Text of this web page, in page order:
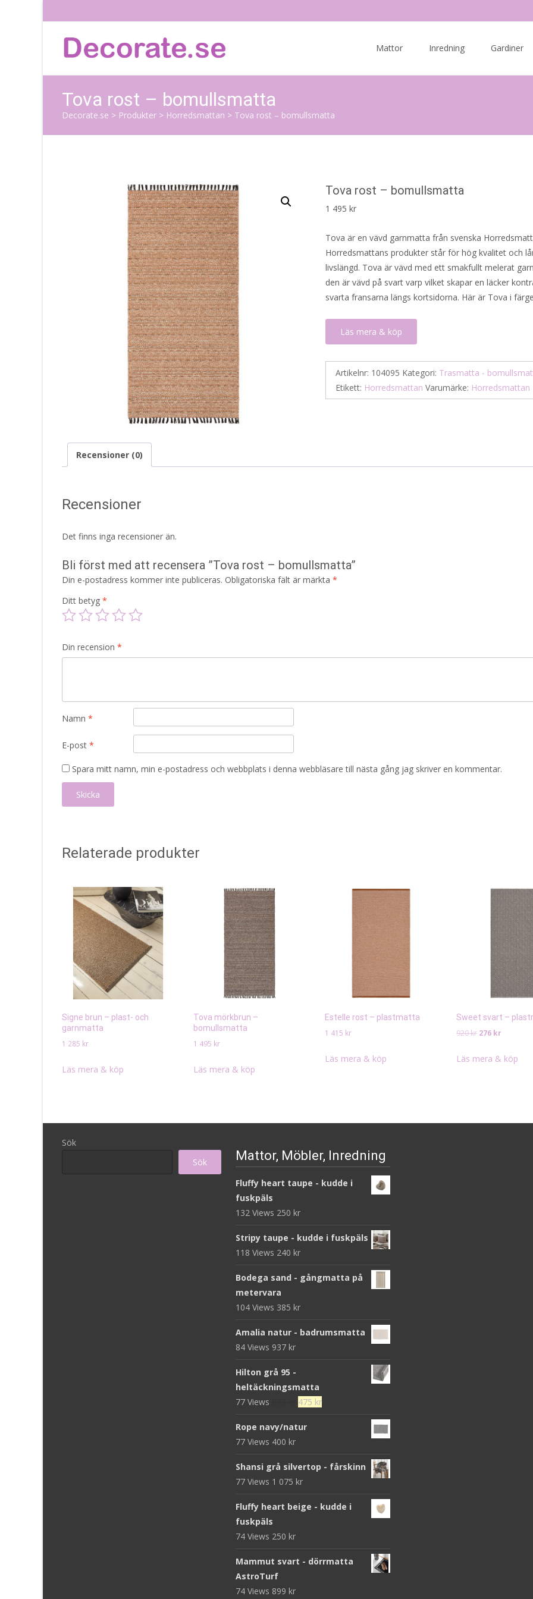
Mattor Inredning Gardiner
Tova rost – bomullsmatta
Decorate.se > Produkter > Horredsmattan > Tova rost – bomullsmatta
Tova rost – bomullsmatta
1 495kr
Tova är en vävd garnmatta från svenska
Horredsmattans produkter står för hög kvalitet och
livslängd. Tova är vävd med ett smakfullt melerat
den är vävd på svart varp vilket skapar en läcker
svarta fransarna längs kortsidorna. Här är Tova i
Läs mera & köp
Artikelnr: 104095 Kategori: Trasmatta -
Etikett: Horredsmattan Varumärke: Horredsmattan
Recensioner (0)
Recensioner
Det finns inga recensioner än.
Bli först med att recensera ”Tova rost – bomullsmatta”
Din e-postadress kommer inte publiceras. Obligatoriska fält är märkta *
Ditt betyg *
Din recension *
Namn *
E-post *
Spara mitt namn, min e-postadress och webbplats i denna webbläsare till nästa gång jag skriver en kommentar.
Relaterade produkter
Signe brun – plast- och
garnmatta
1 285 kr
Läs mera & köp
Tova mörkbrun –
bomullsmatta
1 495 kr
Läs mera & köp
Estelle rost – plastmatta
1 415 kr
Läs mera & köp
Sweet svart –
920kr Det
priset
276 kr
priset
Läs mera & köp
Sök
Sök
Mattor, Möbler, Inredning
Fluffy heart taupe - kudde i
fuskpäls
132 Views 250 kr
Stripy taupe - kudde i fuskpäls
118 Views 240 kr
Bodega sand - gångmatta på
metervara
104 Views 385 kr
Amalia natur - badrumsmatta
84 Views 937 kr
Hilton grå 95 -
heltäckningsmatta
77 Views
Det
priset
475 krDet
475 kr.
Rope navy/natur
77 Views 400 kr
Shansi grå silvertop - fårskinn
77 Views 1 075 kr
Fluffy heart beige - kudde i
fuskpäls
74 Views 250 kr
Mammut svart - dörrmatta
AstroTurf
74 Views 899 kr